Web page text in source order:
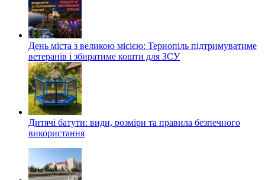
День міста з великою місією: Тернопіль підтримуватиме
ветеранів і збиратиме кошти для ЗСУ
Дитячі батути: види, розміри та правила безпечного
використання